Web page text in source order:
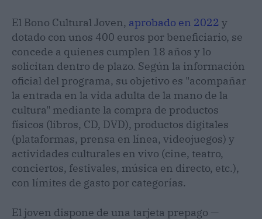
El Bono Cultural Joven, aprobado en 2022 y
dotado con unos 400 euros por beneficiario, se
concede a quienes cumplen 18 años y lo
solicitan dentro de plazo. Según la información
oficial del programa, su objetivo es "acompañar
la entrada en la vida adulta de la mano de la
cultura" mediante la compra de productos
físicos (libros, CD, DVD), productos digitales
(plataformas, prensa en línea, videojuegos) y
actividades culturales en vivo (cine, teatro,
conciertos, festivales, música en directo, etc.),
con límites de gasto por categorías.
El joven dispone de una tarjeta prepago —